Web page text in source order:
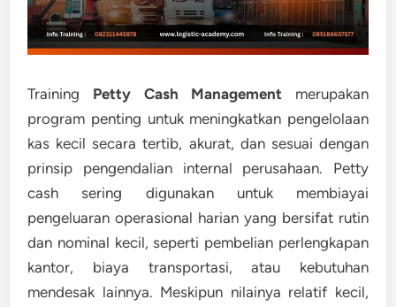
Training Petty Cash Management merupakan
program penting untuk meningkatkan pengelolaan
kas kecil secara tertib, akurat, dan sesuai dengan
prinsip pengendalian internal perusahaan. Petty
cash sering digunakan untuk membiayai
pengeluaran operasional harian yang bersifat rutin
dan nominal kecil, seperti pembelian perlengkapan
kantor, biaya transportasi, atau kebutuhan
mendesak lainnya. Meskipun nilainya relatif kecil,